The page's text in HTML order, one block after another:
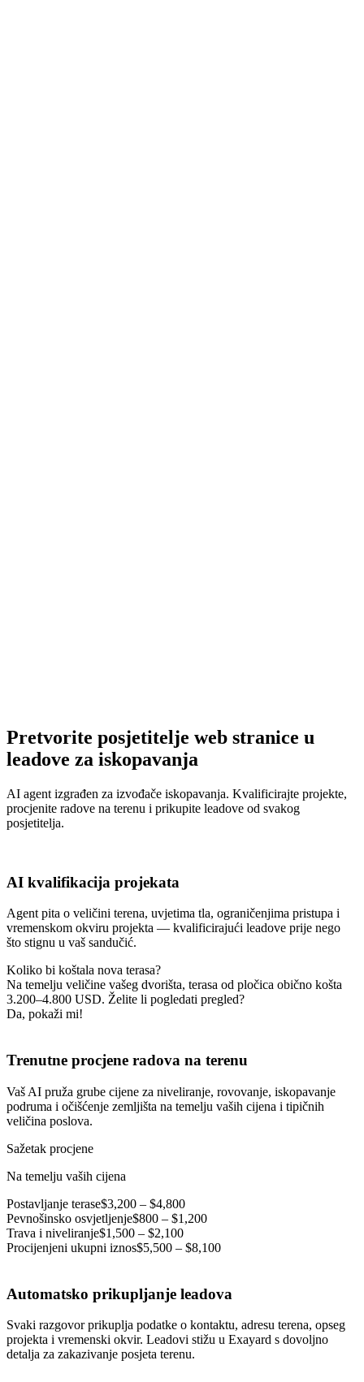
Pretvorite posjetitelje web stranice u
leadove za iskopavanja
AI agent izgrađen za izvođače iskopavanja. Kvalificirajte projekte,
procjenite radove na terenu i prikupite leadove od svakog
posjetitelja.
AI kvalifikacija projekata
Agent pita o veličini terena, uvjetima tla, ograničenjima pristupa i
vremenskom okviru projekta — kvalificirajući leadove prije nego
što stignu u vaš sandučić.
Koliko bi koštala nova terasa?
Na temelju veličine vašeg dvorišta, terasa od pločica obično košta
3.200–4.800 USD. Želite li pogledati pregled?
Da, pokaži mi!
Trenutne procjene radova na terenu
Vaš AI pruža grube cijene za niveliranje, rovovanje, iskopavanje
podruma i očišćenje zemljišta na temelju vaših cijena i tipičnih
veličina poslova.
Sažetak procjene
Na temelju vaših cijena
Postavljanje terase$3,200 – $4,800
Pevnošinsko osvjetljenje$800 – $1,200
Trava i niveliranje$1,500 – $2,100
Procijenjeni ukupni iznos$5,500 – $8,100
Automatsko prikupljanje leadova
Svaki razgovor prikuplja podatke o kontaktu, adresu terena, opseg
projekta i vremenski okvir. Leadovi stižu u Exayard s dovoljno
detalja za zakazivanje posjeta terenu.